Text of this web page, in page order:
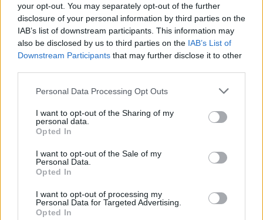
your opt-out. You may separately opt-out of the further
disclosure of your personal information by third parties on the
IAB’s list of downstream participants. This information may
also be disclosed by us to third parties on the IAB’s List of
Downstream Participants that may further disclose it to other
Please note that this website/app uses one or more Google
not limited to your visit or usage behaviour. You may click to
grant or deny consent to Google and its third-party tags to
use your data for below specified purposes in below Google
consent section.
Personal Data Processing Opt Outs
I want to opt-out of the Sharing of my
personal data.
Opted In
I want to opt-out of the Sale of my
Personal Data.
Opted In
I want to opt-out of processing my
Personal Data for Targeted Advertising.
Opted In
- aProfülben a frissTemples-ről Papp Dávid
Middlemist Red) kritikája
- kiemeltLemezkritikaaz újLaura Marling- és
- további sok kis kritika (Sinkane,Thundercat,
Dirty Projectorsstb.) valamint szemlézzük a friss
technólemezeket is.
- és természetesen ajánljuk a legjobb koncerteket,
partikat március végéről, április első feléből
Gyors lapkeresést, jó olvasást! Áprilisban jövünk a